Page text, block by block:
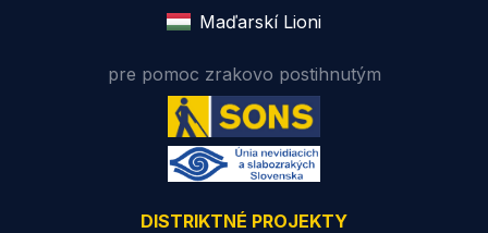
Maďarskí Lioni
pre pomoc zrakovo postihnutým
DISTRIKTNÉ PROJEKTY